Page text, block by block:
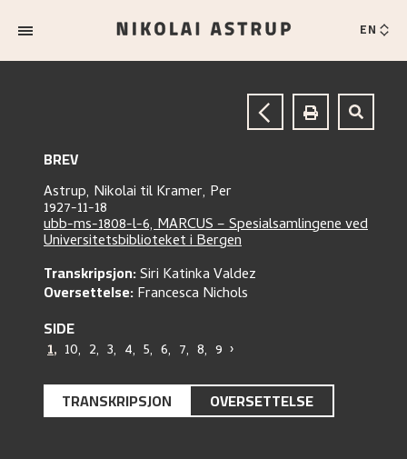
EN
BREV
Astrup, Nikolai tilKramer, Per
1927-11-18
ubb-ms-1808-l-6, MARCUS – Spesialsamlingene ved
Universitetsbiblioteket i Bergen
Transkripsjon:Siri Katinka Valdez
Oversettelse:Francesca Nichols
SIDE
1, 10, 2, 3, 4, 5, 6, 7, 8, 9 ›
TRANSKRIPSJON OVERSETTELSE